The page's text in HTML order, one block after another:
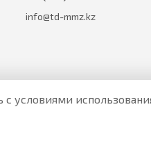
info@td-mmz.kz
с условиями